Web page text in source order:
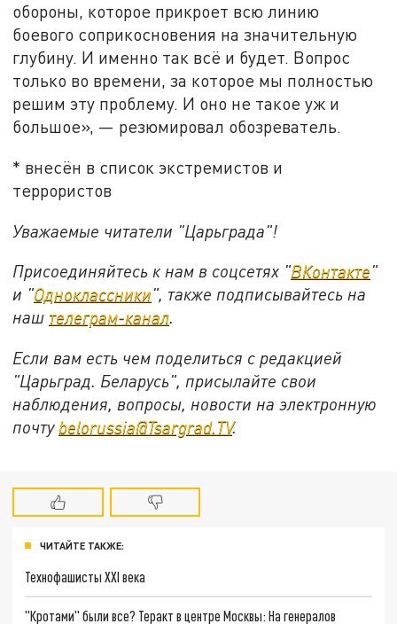
обороны, которое прикроет всю линию
боевого соприкосновения на значительную
глубину. И именно так всё и будет. Вопрос
только во времени, за которое мы полностью
решим эту проблему. И оно не такое уж и
большое», — резюмировал обозреватель.
* внесён в список экстремистов и
террористов
Уважаемые читатели "Царьграда"!
Присоединяйтесь к нам в соцсетях "ВКонтакте"
и "Одноклассники", также подписывайтесь на
наш телеграм-канал.
Если вам есть чем поделиться с редакцией
"Царьград. Беларусь", присылайте свои
наблюдения, вопросы, новости на электронную
почту belorussia@Tsargrad.TV.
ЧИТАЙТЕ ТАКЖЕ:
Технофашисты XXI века
"Кротами" были все? Теракт в центре Москвы: На генералов